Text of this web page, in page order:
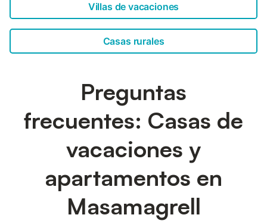
Villas de vacaciones
Casas rurales
Preguntas
frecuentes: Casas de
vacaciones y
apartamentos en
Masamagrell